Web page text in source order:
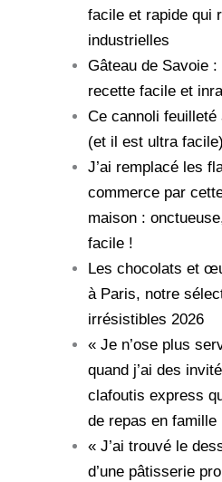
facile et rapide qui
industrielles
Gâteau de Savoie
recette facile et
Ce cannoli
(et il est ultra facile)
J’ai remplacé les
commerce par
maison :
facile !
Les chocolats et
à Paris, notre
irrésistibles 2026
« Je n’ose plus
quand j’ai des
clafoutis express
de repas en famille
« J’ai trouvé le
d’une pâtisserie